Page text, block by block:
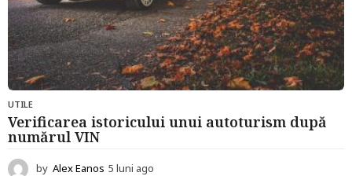
UTILE
Verificarea istoricului unui autoturism după
numărul VIN
by Alex Eanos 5 luni ago